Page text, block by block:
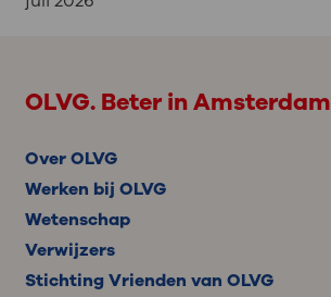
OLVG. Beter in Amsterdam
Over OLVG
Werken bij OLVG
Wetenschap
Verwijzers
Stichting Vrienden van OLVG